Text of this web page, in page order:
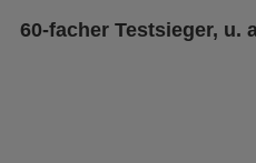
60-facher Testsieger, u.